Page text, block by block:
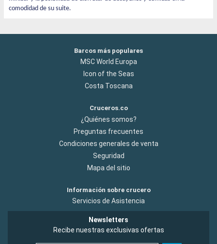
comodidad de su suite.
Barcos más populares
MSC World Europa
Icon of the Seas
Costa Toscana
Cruceros.co
¿Quiénes somos?
Preguntas frecuentes
Condiciones generales de venta
Seguridad
Mapa del sitio
Información sobre crucero
Servicios de Asistencia
Newsletters
Recibe nuestras exclusivas ofertas